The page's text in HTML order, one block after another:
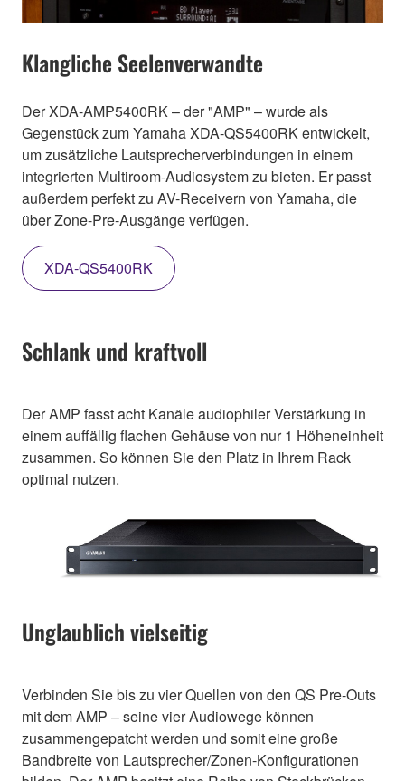
Klangliche Seelenverwandte
Der XDA-AMP5400RK – der "AMP" – wurde als
Gegenstück zum Yamaha XDA-QS5400RK entwickelt,
um zusätzliche Lautsprecherverbindungen in einem
integrierten Multiroom-Audiosystem zu bieten. Er passt
außerdem perfekt zu AV-Receivern von Yamaha, die
über Zone-Pre-Ausgänge verfügen.
XDA-QS5400RK
Schlank und kraftvoll
Der AMP fasst acht Kanäle audiophiler Verstärkung in
einem auffällig flachen Gehäuse von nur 1 Höheneinheit
zusammen. So können Sie den Platz in Ihrem Rack
optimal nutzen.
Unglaublich vielseitig
Verbinden Sie bis zu vier Quellen von den QS Pre-Outs
mit dem AMP – seine vier Audiowege können
zusammengepatcht werden und somit eine große
Bandbreite von Lautsprecher/Zonen-Konfigurationen